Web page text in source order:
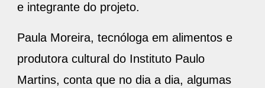
e integrante do projeto.
Paula Moreira, tecnóloga em alimentos e
produtora cultural do Instituto Paulo
Martins, conta que no dia a dia, algumas